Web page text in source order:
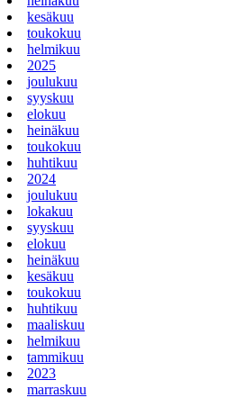
kesäkuu
toukokuu
helmikuu
2025
joulukuu
syyskuu
elokuu
heinäkuu
toukokuu
huhtikuu
2024
joulukuu
lokakuu
syyskuu
elokuu
heinäkuu
kesäkuu
toukokuu
huhtikuu
maaliskuu
helmikuu
tammikuu
2023
marraskuu